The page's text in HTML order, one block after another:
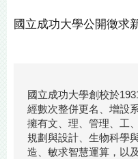
國立成功大學公開徵求
國立成功大學創校於
經數次整併更名、增設
擁有文、理、管理、工
規劃與設計、生物科學
造、敏求智慧運算，以